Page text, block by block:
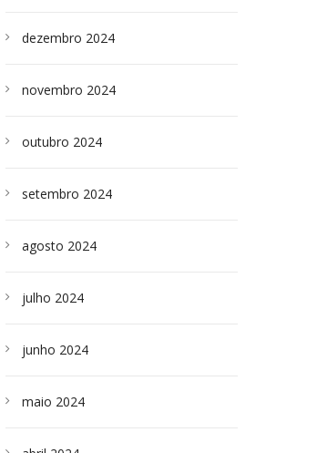
dezembro 2024
novembro 2024
outubro 2024
setembro 2024
agosto 2024
julho 2024
junho 2024
maio 2024